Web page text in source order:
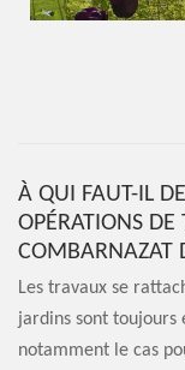
À QUI FAUT-IL
OPÉRATIONS DE
COMBARNAZAT
Les travaux se
jardins sont toujours
notamment le cas